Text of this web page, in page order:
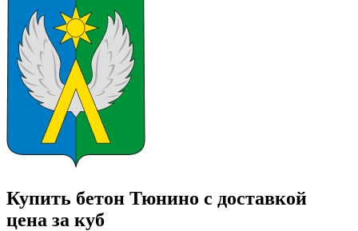
Купить бетон Тюнино с доставкой
цена за куб